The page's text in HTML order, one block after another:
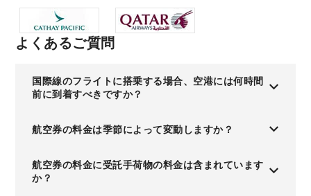
よくあるご質問
国際線のフライトに搭乗する場合、空港には何時間
前に到着すべきですか？
航空券の料金は季節によって変動しますか？
航空券の料金に受託手荷物の料金は含まれています
か？